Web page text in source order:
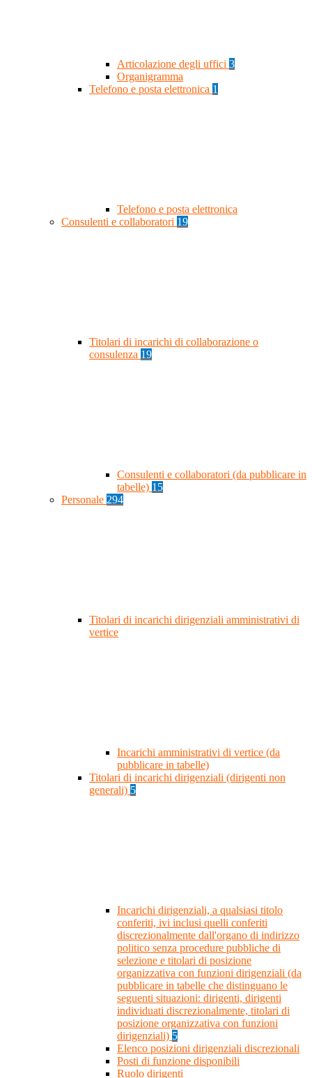
Articolazione degli uffici 3
Organigramma
Telefono e posta elettronica 1
Telefono e posta elettronica
Consulenti e collaboratori 19
Titolari di incarichi di collaborazione o
consulenza 19
Consulenti e collaboratori (da pubblicare in
tabelle) 15
Personale 294
Titolari di incarichi dirigenziali amministrativi di
vertice
Incarichi amministrativi di vertice (da
pubblicare in tabelle)
Titolari di incarichi dirigenziali (dirigenti non
generali) 5
Incarichi dirigenziali, a qualsiasi titolo
conferiti, ivi inclusi quelli conferiti
discrezionalmente dall'organo di indirizzo
politico senza procedure pubbliche di
selezione e titolari di posizione
organizzativa con funzioni dirigenziali (da
pubblicare in tabelle che distinguano le
seguenti situazioni: dirigenti, dirigenti
individuati discrezionalmente, titolari di
posizione organizzativa con funzioni
dirigenziali) 5
Elenco posizioni dirigenziali discrezionali
Posti di funzione disponibili
Ruolo dirigenti